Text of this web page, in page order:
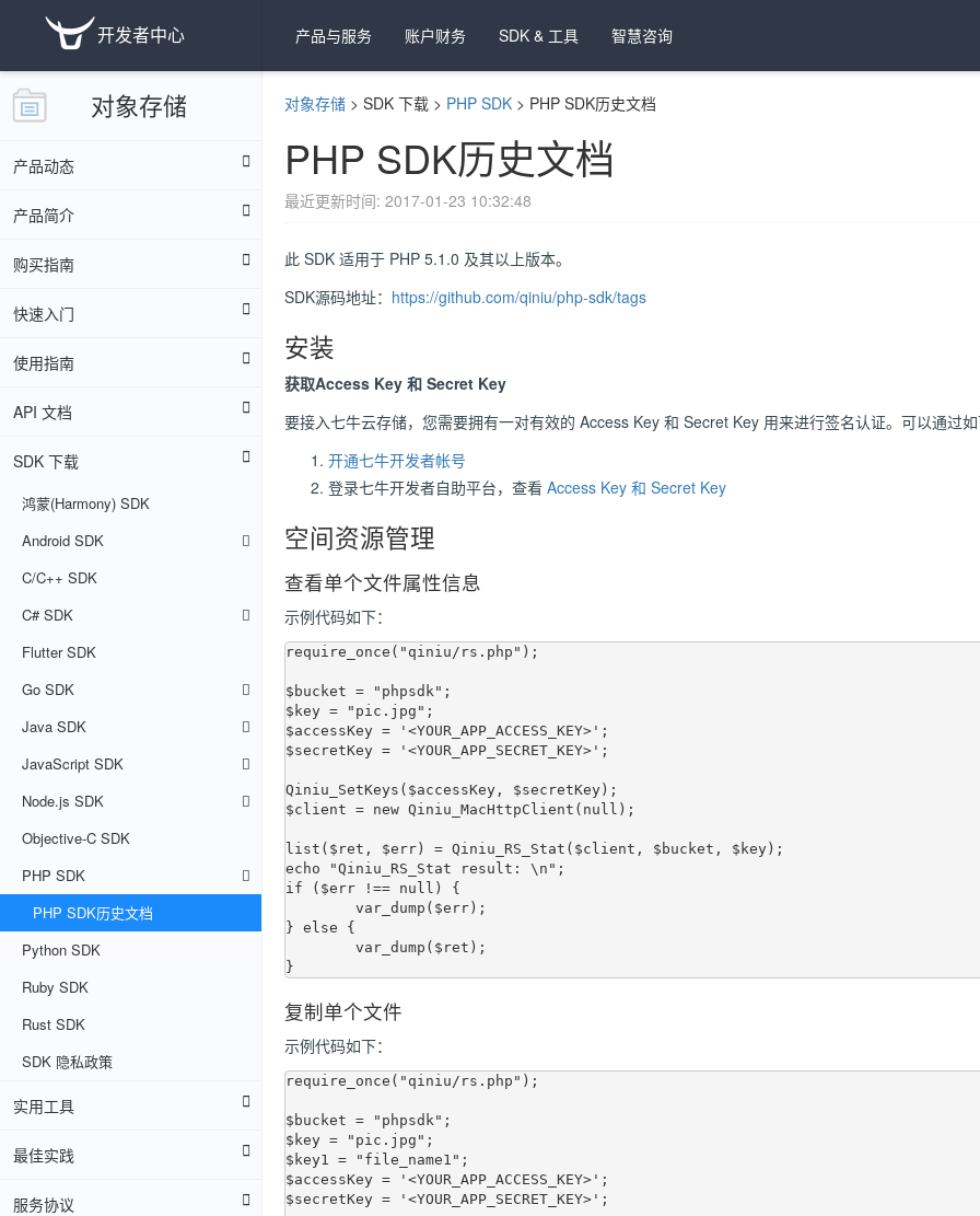
开发者中心 产品与服务 账户财务 SDK & 工具 智慧咨询
对象存储
产品动态
产品简介
购买指南
快速入门
使用指南
API 文档
SDK 下载
鸿蒙(Harmony) SDK
Android SDK
C/C++ SDK
C# SDK
Flutter SDK
Go SDK
Java SDK
JavaScript SDK
Node.js SDK
Objective-C SDK
PHP SDK
PHP SDK历史文档
Python SDK
Ruby SDK
Rust SDK
SDK 隐私政策
实用工具
最佳实践
服务协议
对象存储 > SDK 下载 > PHP SDK > PHP SDK历史文档
PHP SDK历史文档
最近更新时间: 2017-01-23 10:32:48
此 SDK 适用于 PHP 5.1.0 及其以上版本。
SDK源码地址： https://github.com/qiniu/php-sdk/tags
安装
获取Access Key 和 Secret Key
要接入七牛云存储，您需要拥有一对有效的 Access Key 和 Secret Key 用来进行签名认证。可以通过
开通七牛开发者帐号
登录七牛开发者自助平台，查看 Access Key 和 Secret Key
空间资源管理
查看单个文件属性信息
示例代码如下：
require_once("qiniu/rs.php");
$bucket = "phpsdk";
$key = "pic.jpg";
$accessKey = '<YOUR_APP_ACCESS_KEY>';
$secretKey = '<YOUR_APP_SECRET_KEY>';
Qiniu_SetKeys($accessKey, $secretKey);
$client = new Qiniu_MacHttpClient(null);
list($ret, $err) = Qiniu_RS_Stat($client, $bucket, $key);
echo "Qiniu_RS_Stat result: \n";
if ($err !== null) {
} else {
复制单个文件
示例代码如下：
require_once("qiniu/rs.php");
$bucket = "phpsdk";
$key = "pic.jpg";
$key1 = "file_name1";
$accessKey = '<YOUR_APP_ACCESS_KEY>';
$secretKey = '<YOUR_APP_SECRET_KEY>';